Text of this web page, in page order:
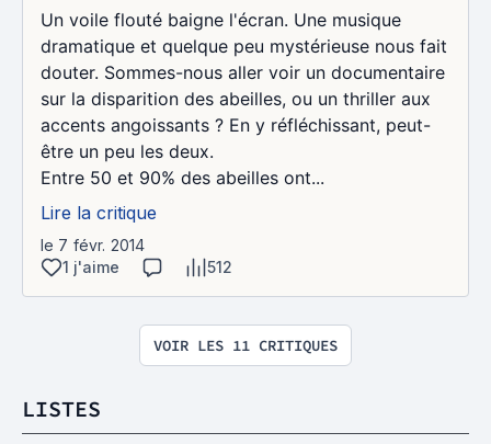
Un voile flouté baigne l'écran. Une musique
dramatique et quelque peu mystérieuse nous fait
douter. Sommes-nous aller voir un documentaire
sur la disparition des abeilles, ou un thriller aux
accents angoissants ? En y réfléchissant, peut-
être un peu les deux.
Entre 50 et 90% des abeilles ont...
Lire la critique
le 7 févr. 2014
1 j'aime
512
VOIR LES 11 CRITIQUES
LISTES